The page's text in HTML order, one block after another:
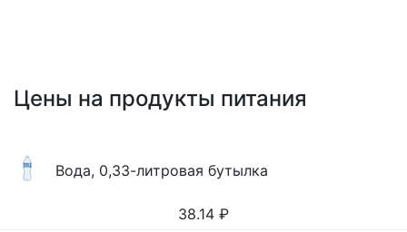
Цены на продукты питания
Вода, 0,33-литровая бутылка
38.14 ₽